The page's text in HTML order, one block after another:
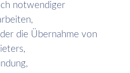
notwendiger
die Übernahme von